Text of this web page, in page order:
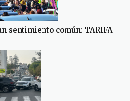
sentimiento común: TARIFA